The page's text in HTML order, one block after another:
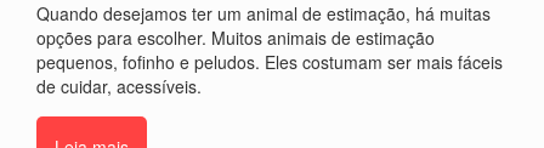
Quando desejamos ter um animal de estimação, há muitas
opções para escolher. Muitos animais de estimação
pequenos, fofinho e peludos. Eles costumam ser mais fáceis
de cuidar, acessíveis.